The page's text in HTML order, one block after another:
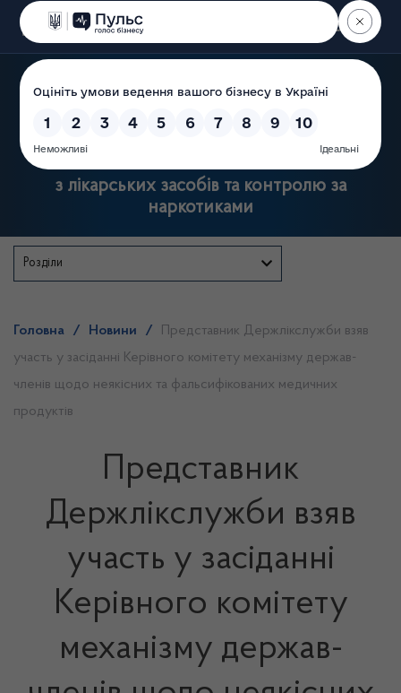
Пошук
Державна служба України
з лікарських засобів та контролю за
наркотиками
Розділи
Головна / Новини /
Представник Держлікслужби взяв
участь у засіданні Керівного комітету механізму держав-
членів щодо неякісних та фальсифікованих медичних
продуктів
Представник
Держлікслужби взяв
участь у засіданні
Керівного комітету
механізму держав-